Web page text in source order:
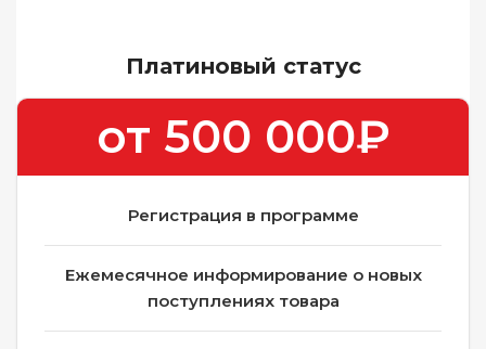
Платиновый статус
от 500 000₽
Регистрация в программе
Ежемесячное информирование о новых
поступлениях товара